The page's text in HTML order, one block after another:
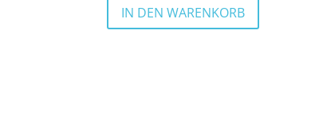
IN DEN WARENKORB